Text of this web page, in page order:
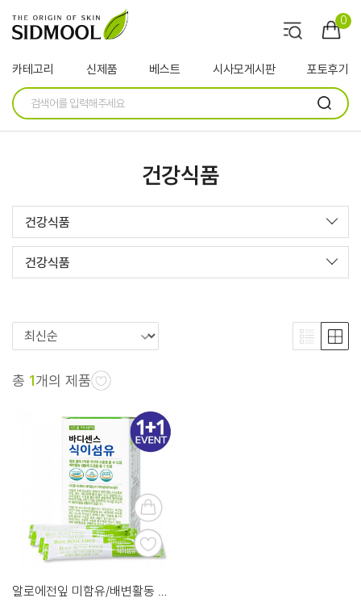
0
카테고리 신제품 베스트 시사모게시판 포토후기
건강식품
건강식품
건강식품
총 1개의 제품